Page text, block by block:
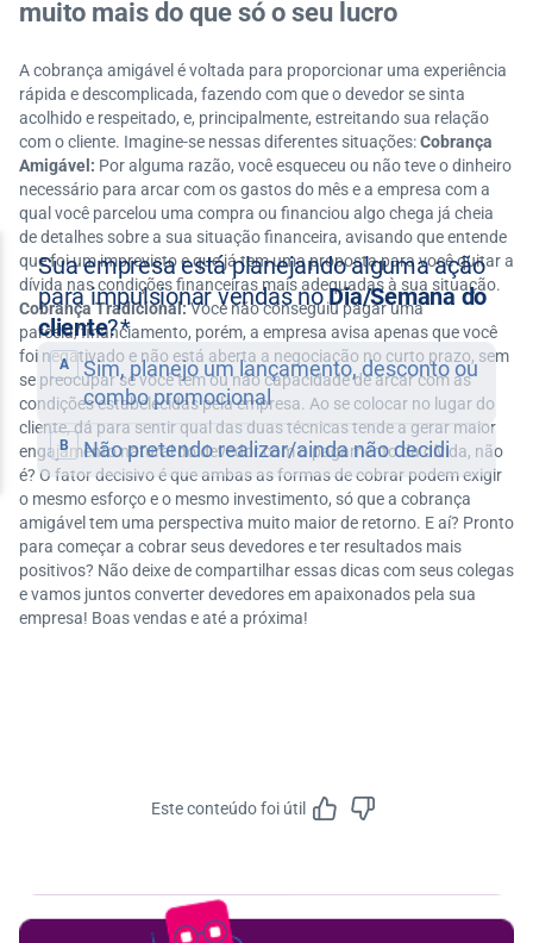
muito mais do que só o seu lucro
A cobrança amigável é voltada para proporcionar uma experiência
rápida e descomplicada, fazendo com que o devedor se sinta
acolhido e respeitado, e, principalmente, estreitando sua relação
com o cliente. Imagine-se nessas diferentes situações:Cobrança
Amigável: Por alguma razão, você esqueceu ou não teve o dinheiro
necessário para arcar com os gastos do mês e a empresa com a
qual você parcelou uma compra ou financiou algo chega já cheia
de detalhes sobre a sua situação financeira, avisando que entende
que foi um imprevisto e que já tem uma proposta para você quitar a
dívida nas condições financeiras mais adequadas à sua situação.
Cobrança Tradicional:Você não conseguiu pagar uma
parcela/financiamento, porém, a empresa avisa apenas que você
foi negativado e não está aberta a negociação no curto prazo, sem
se preocupar se você tem ou não capacidade de arcar com as
condições estabelecidas pela empresa. Ao se colocar no lugar do
cliente, dá para sentir qual das duas técnicas tende a gerar maior
engajamento natural do devedor com o pagamento da dívida, não
é? O fator decisivo é que ambas as formas de cobrar podem exigir
o mesmo esforço e o mesmo investimento, só que a cobrança
amigável tem uma perspectiva muito maior de retorno. E aí? Pronto
para começar a cobrar seus devedores e ter resultados mais
positivos? Não deixe de compartilhar essas dicas com seus colegas
e vamos juntos converter devedores em apaixonados pela sua
empresa! Boas vendas e até a próxima!
Este conteúdo foi útil